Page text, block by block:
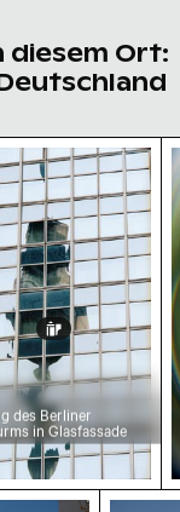
diesem Ort:
im
des
des Berliner
in Glasfassade
Gebäuden